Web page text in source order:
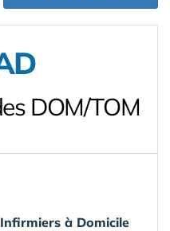
DOM/TOM
à Domicile